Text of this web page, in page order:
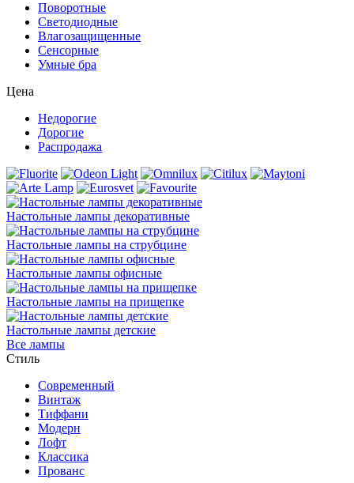
Поворотные
Светодиодные
Влагозащищенные
Сенсорные
Умные бра
Цена
Недорогие
Дорогие
Распродажа
Настольные лампы декоративные
Настольные лампы на струбцине
Настольные лампы офисные
Настольные лампы на прищепке
Настольные лампы детские
Все лампы
Стиль
Современный
Винтаж
Тиффани
Модерн
Лофт
Классика
Прованс